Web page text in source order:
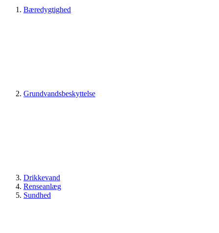
Bæredygtighed
Grundvandsbeskyttelse
Drikkevand
Renseanlæg
Sundhed